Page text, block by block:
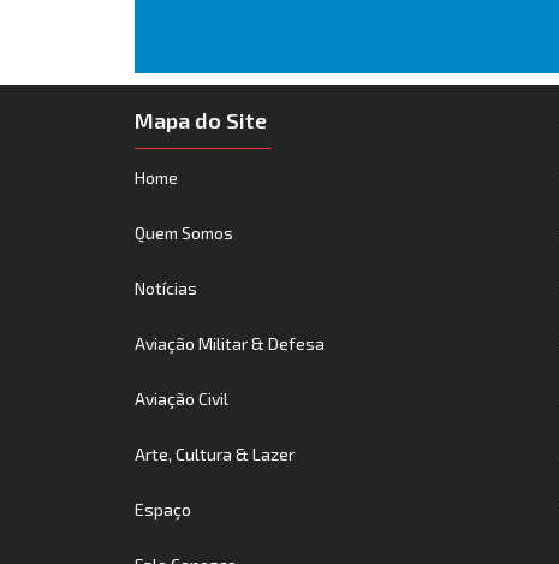
Mapa do Site
Home
Quem Somos
Notícias
Aviação Militar & Defesa
Aviação Civil
Arte, Cultura & Lazer
Espaço